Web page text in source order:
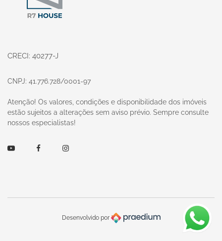
CRECI: 40277-J
CNPJ: 41.776.728/0001-97
Atenção! Os valores, condições e disponibilidade dos imóveis
estão sujeitos a alterações sem aviso prévio. Sempre consulte
nossos especialistas!
Youtube FacebookInstagram
Desenvolvido por